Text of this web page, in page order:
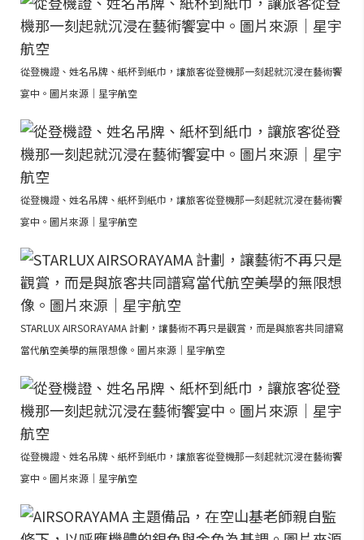
從登機證、姓名吊牌、紙杯到紙巾，讓旅客從登機那一刻起就沉浸在藝術饗
宴中。圖片來源｜星宇航空
從登機證、姓名吊牌、紙杯到紙巾，讓旅客從登機那一刻起就沉浸在藝術饗
宴中。圖片來源｜星宇航空
STARLUX AIRSORAYAMA 計劃，讓藝術不再只是觀賞，而是與旅客共同譜寫
當代航空美學的無限想像。圖片來源｜星宇航空
從登機證、姓名吊牌、紙杯到紙巾，讓旅客從登機那一刻起就沉浸在藝術饗
宴中。圖片來源｜星宇航空